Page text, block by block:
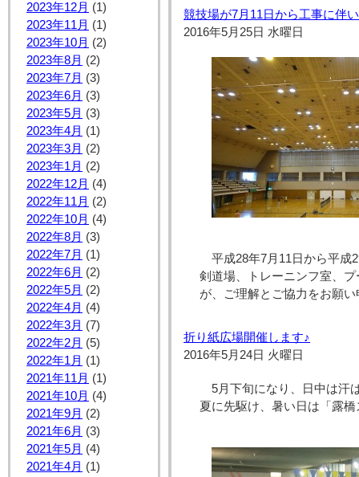
2023年12月 (1)
2023年11月 (1)
2023年10月 (2)
2023年8月 (2)
2023年7月 (3)
2023年6月 (3)
2023年5月 (3)
2023年4月 (1)
2023年3月 (2)
2023年1月 (2)
2022年12月 (4)
2022年11月 (2)
2022年10月 (4)
2022年8月 (3)
2022年7月 (1)
2022年6月 (2)
2022年5月 (2)
2022年4月 (4)
2022年3月 (7)
2022年2月 (5)
2022年1月 (1)
2021年11月 (1)
2021年10月 (4)
2021年9月 (2)
2021年6月 (3)
2021年5月 (4)
2021年4月 (1)
競技場が7月11日から工事に伴
2016年5月25日 水曜日
平成28年7月11日から平成
剣道場、トレーニンフ室、
が、ご理解とご協力をお願
折り紙広場開催します♪
2016年5月24日 火曜日
5月下旬になり、日中は汗
夏に先駆け、暑い日は「露